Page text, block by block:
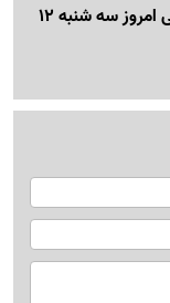
قیمت طلای جهانی امروز سه شنبه 12